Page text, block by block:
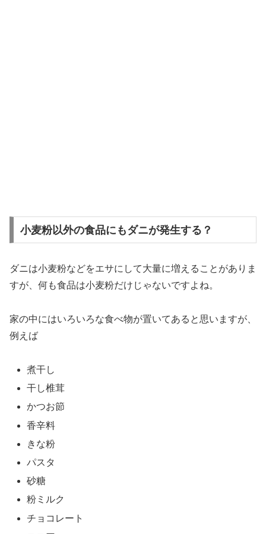
小麦粉以外の食品にもダニが発生する？
ダニは小麦粉などをエサにして大量に増えることがありま
すが、何も食品は小麦粉だけじゃないですよね。
家の中にはいろいろな食べ物が置いてあると思いますが、
例えば
煮干し
干し椎茸
かつお節
香辛料
きな粉
パスタ
砂糖
粉ミルク
チョコレート